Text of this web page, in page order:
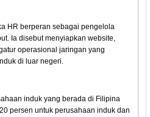
HR berperan sebagai pengelola
Ia disebut menyiapkan website,
operasional jaringan yang
di luar negeri.
induk yang berada di Filipina
persen untuk perusahaan induk dan